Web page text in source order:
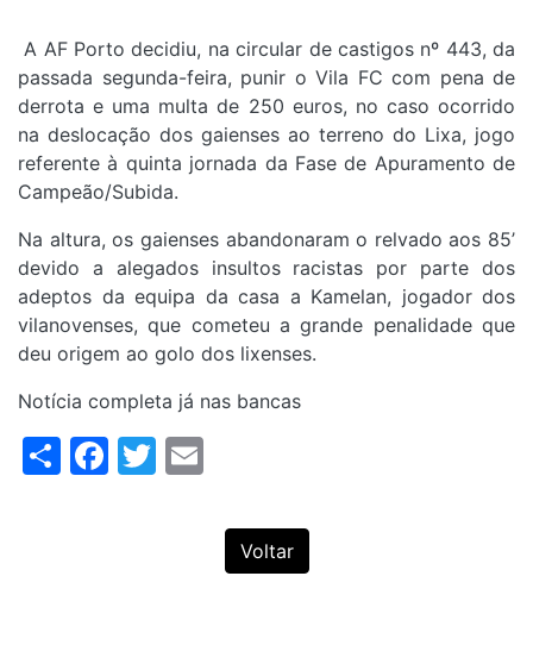
A AF Porto decidiu, na circular de castigos nº 443, da
passada segunda-feira, punir o Vila FC com pena de
derrota e uma multa de 250 euros, no caso ocorrido
na deslocação dos gaienses ao terreno do Lixa, jogo
referente à quinta jornada da Fase de Apuramento de
Campeão/Subida.
Na altura, os gaienses abandonaram o relvado aos 85’
devido a alegados insultos racistas por parte dos
adeptos da equipa da casa a Kamelan, jogador dos
vilanovenses, que cometeu a grande penalidade que
deu origem ao golo dos lixenses.
Notícia completa já nas bancas
ShareFacebook
Twitter
Voltar